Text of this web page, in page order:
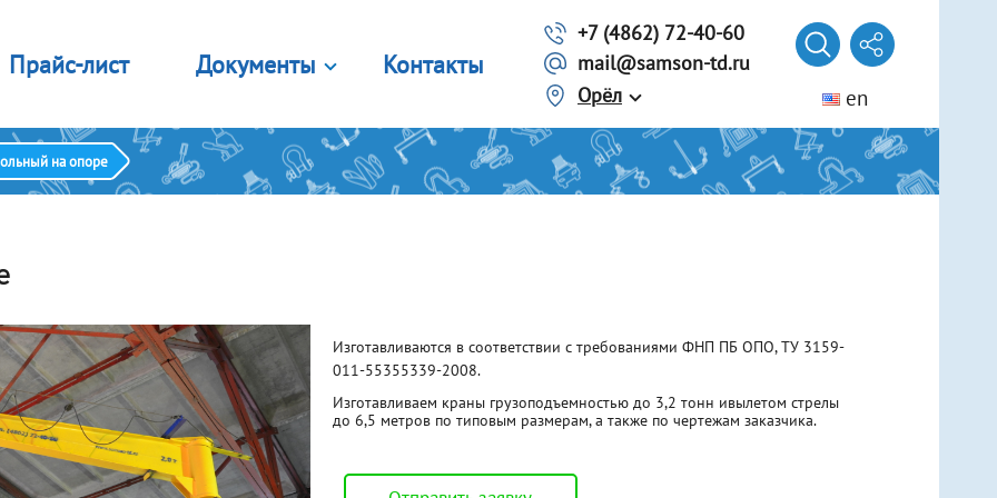
крепления
ремни
8 видов
Комплектующие
Канат
Автомобилисту
Трос из ленты
подъема бетонных колец
подъема лестничных
подъема листового проката
подъема сэндвич панелей
2 вида
Блоки
Открытые
С площадкой крепления
Крюковая подвеска
Еще 2 вида
Винтовые
Реечные
Прайс-лист Документы
Лицензии и сертификаты
Правовые документы
450 лет городу Орлу
Контакты
+7 (4862) 72-40-60
mail@samson-td.ru
Орёл
en
на опоре
Изготавливаются в соответствии с требованиями ФНП ПБ ОПО, ТУ 3159-
011-55355339-2008.
Изготавливаем краны грузоподъемностью до 3,2 тонн ивылетом стрелы
до 6,5 метров по типовым размерам, а также по чертежам заказчика.